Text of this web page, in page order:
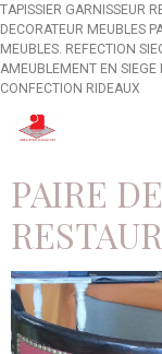
TAPISSIER GARNISSEUR
DECORATEUR MEUBLES
MEUBLES. REFECTION
AMEUBLEMENT EN SIEGE
CONFECTION RIDEAUX
PAIRE